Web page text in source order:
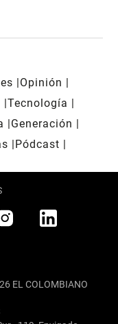
Opinión
Tecnología
Generación
Pódcast
EL COLOMBIANO